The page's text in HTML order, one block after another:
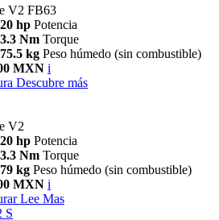
V2 FB63
hp Potencia
Nm Torque
kg Peso húmedo (sin combustible)
MXN i
Descubre más
V2
hp Potencia
Nm Torque
kg Peso húmedo (sin combustible)
MXN i
Lee Mas
S